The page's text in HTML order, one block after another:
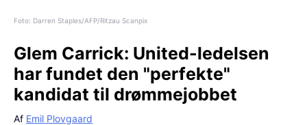
Foto: Darren Staples/AFP/Ritzau Scanpix
Glem Carrick: United-ledelsen
har fundet den "perfekte"
kandidat til drømmejobbet
Af Emil Plovgaard